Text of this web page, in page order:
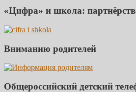
«Цифра» и школа:
Вниманию родителей
Общероссийский детский